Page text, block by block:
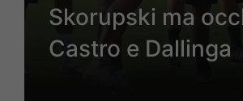
Skorupski ma
Castro e Dallinga